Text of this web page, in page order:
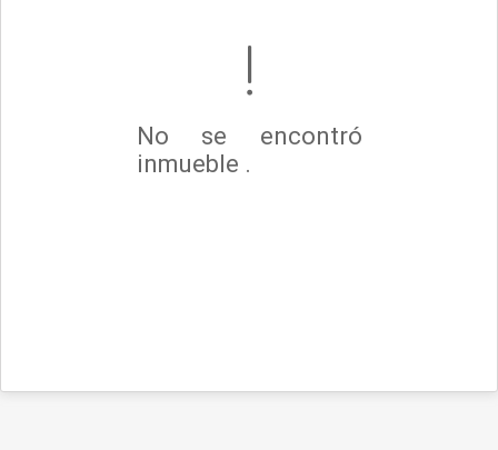
No se encontró
inmueble .